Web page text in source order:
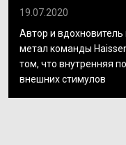
19.07.2020
Автор и
метал команды
том, что внутренняя
внешних стимулов